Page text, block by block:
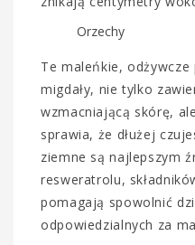
Orzechy
Te maleńkie, odżywcze
migdały, nie tylko
wzmacniającą skórę,
sprawia, że dłużej
ziemne są najlepszym
resweratrolu,
pomagają spowolnić
odpowiedzialnych za